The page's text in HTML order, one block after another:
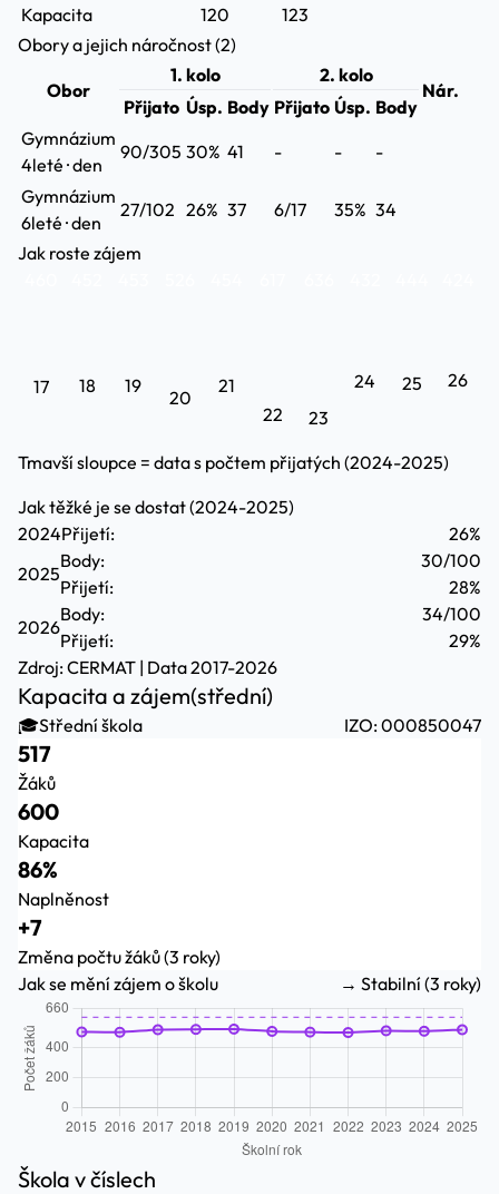
Kapacita
120
123
Obory a jejich náročnost (2)
Obor
1. kolo 2. kolo
Nár.
Přijato Úsp. Body Přijato Úsp. Body
Gymnázium
4leté · den
90/305 30% 41 - -
-
Gymnázium
6leté · den
27/102 26% 37 6/17 35% 34
Jak roste zájem
17 18 19
20
21
22 23
24 25 26
Tmavší sloupce = data s počtem přijatých (2024-2025)
Jak těžké je se dostat (2024-2025)
2024Přijetí:
26%
2025
Body:
30/100
Přijetí:
28%
2026
Body:
34/100
Přijetí:
29%
Zdroj:CERMAT | Data 2017-2026
Kapacita a zájem(střední)
🎓Střední škola IZO: 000850047
517
Žáků
600
Kapacita
86%
Naplněnost
+7
Změna počtu žáků (3 roky)
Jak se mění zájem o školu
→ Stabilní (3 roky)
Škola v číslech